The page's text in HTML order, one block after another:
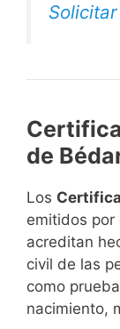
de
Los
emitidos por
acreditan
civil de las
como
nacimiento,